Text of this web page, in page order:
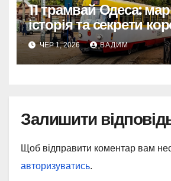
11 трамвай Одеса:
історія та секрети
шляху крізь
ЧЕР 1, 2026 ВАДИМ
Залишити
Щоб відправити коментар вам
авторизуватись.